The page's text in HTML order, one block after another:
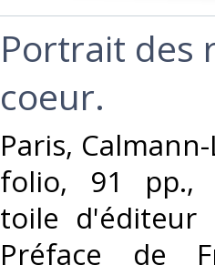
‎Portrait des
coeur. ‎
‎Paris,
folio, 91 pp.,
toile d'éditeur
Préface de